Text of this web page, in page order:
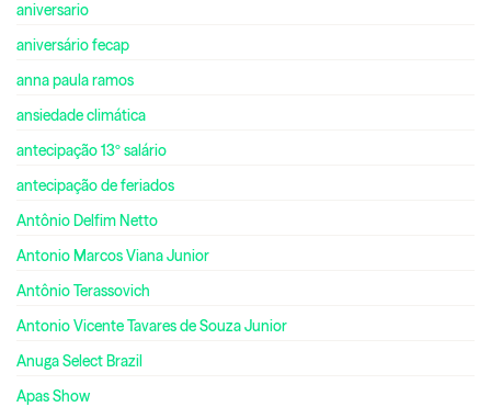
aniversario
aniversário fecap
anna paula ramos
ansiedade climática
antecipação 13º salário
antecipação de feriados
Antônio Delfim Netto
Antonio Marcos Viana Junior
Antônio Terassovich
Antonio Vicente Tavares de Souza Junior
Anuga Select Brazil
Apas Show